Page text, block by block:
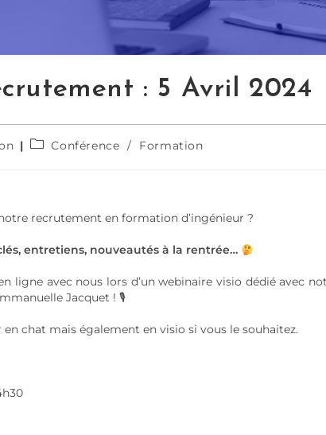
: 5 Avril 2024
Conférence / Formation
recrutement en formation d’ingénieur ?
entretiens, nouveautés à la rentrée…
ligne avec nous lors d’un webinaire visio dédié avec
Jacquet ! 🎙
chat mais également en visio si vous le souhaitez.